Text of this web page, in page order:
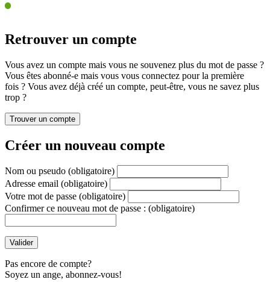
Retrouver un compte
Vous avez un compte mais vous ne souvenez plus du mot de passe ?
Vous êtes abonné-e mais vous vous connectez pour la première
fois ? Vous avez déjà créé un compte, peut-être, vous ne savez plus
trop ?
Créer un nouveau compte
Nom ou pseudo (obligatoire)
Adresse email (obligatoire)
Votre mot de passe (obligatoire)
Confirmer ce nouveau mot de passe : (obligatoire)
Pas encore de compte?
Soyez un ange, abonnez-vous!